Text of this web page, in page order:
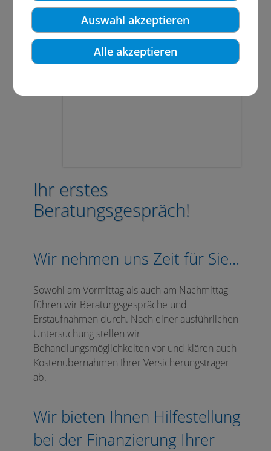
Auswahl akzeptieren
Alle akzeptieren
Ihr erstes
Beratungsgespräch!
Wir nehmen uns Zeit für Sie...
Sowohl am Vormittag als auch am Nachmittag
führen wir Beratungsgespräche und
Erstaufnahmen durch. Nach einer ausführlichen
Untersuchung stellen wir
Behandlungsmöglichkeiten vor und klären auch
Kostenübernahmen Ihrer Versicherungsträger
ab.
Wir bieten Ihnen Hilfestellung
bei der Finanzierung Ihrer